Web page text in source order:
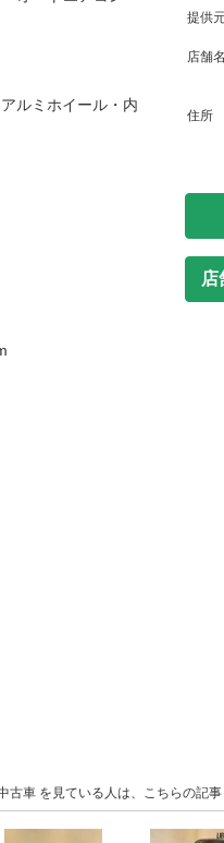
ルミホイール・内
提供
店舗名
住所
店
車 を見ている人は、こちらの記事